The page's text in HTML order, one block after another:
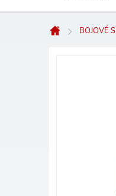
Domů
BOJOVÉ